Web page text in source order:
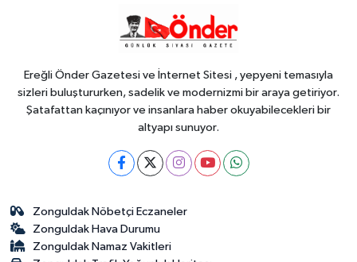
18:57
uluslararası boyuta taşınıyor
Ereğli Önder Gazetesi ve İnternet Sitesi , yepyeni temasıyla
sizleri buluştururken, sadelik ve modernizmi bir araya getiriyor.
Şatafattan kaçınıyor ve insanlara haber okuyabilecekleri bir
altyapı sunuyor.
Zonguldak Nöbetçi Eczaneler
Zonguldak Hava Durumu
Zonguldak Namaz Vakitleri